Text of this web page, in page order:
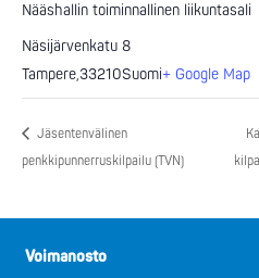
Nääshallin toiminnallinen liikuntasali
Näsijärvenkatu 8
Tampere,33210Suomi+ Google Map
Jäsentenvälinen
penkkipunnerruskilpailu (TVN)
Voimanosto